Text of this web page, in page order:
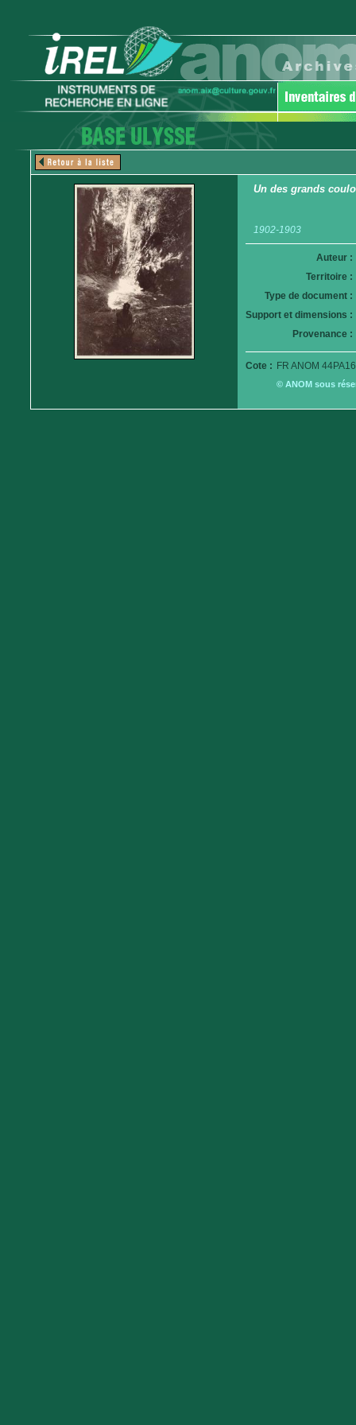
Un des grands
1902-1903
Auteur :
Territoire :
Type de document :
Support et dimensions :
Provenance :
Cote : FR ANOM
© ANOM sous